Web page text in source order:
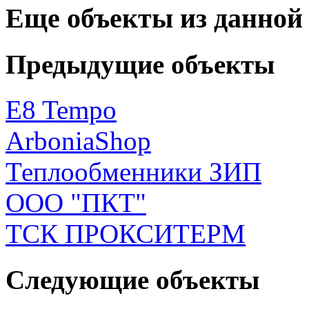
Еще объекты из данной
Предыдущие объекты
E8 Tempo
ArboniaShop
Теплообменники ЗИП
ООО "ПКТ"
ТСК ПРОКСИТЕРМ
Следующие объекты